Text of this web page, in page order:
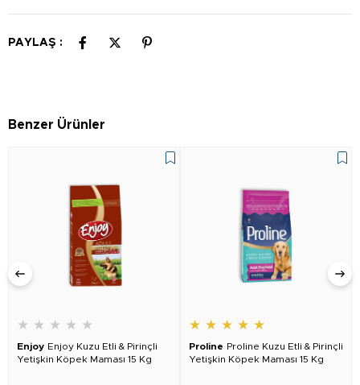
PAYLAŞ :
Benzer Ürünler
★ ★ ★ ★ ★
Enjoy Enjoy Kuzu Etli & Pirinçli
Yetişkin Köpek Maması 15 Kg
★ ★ ★ ★ ★
Proline Proline Kuzu Etli & Pirinçli
Yetişkin Köpek Maması 15 Kg